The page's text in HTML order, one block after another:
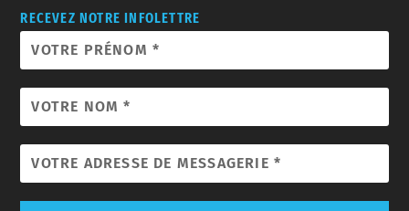
RECEVEZ NOTRE INFOLETTRE